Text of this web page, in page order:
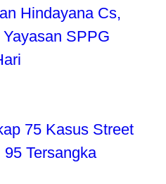
Hindayana Cs,
SPPG
75 Kasus Street
Tersangka